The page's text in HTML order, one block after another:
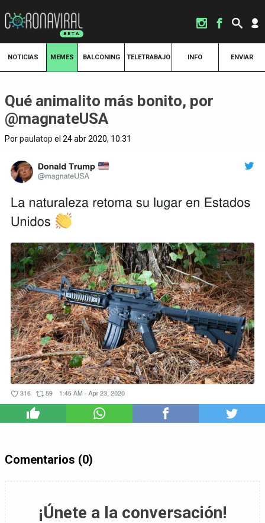
NOTICIAS MEMES BALCONING TELETRABAJO INFO ENVIAR
Qué animalito más bonito, por
@magnateUSA
Porpaulatop el 24 abr 2020, 10:31
Comentarios (0)
¡Únete a la conversación!